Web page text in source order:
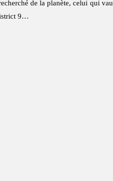
de la planète, celui qui
9…